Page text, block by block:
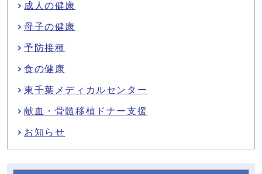
成人の健康
母子の健康
予防接種
食の健康
東千葉メディカルセンター
献血・骨髄移植ドナー支援
お知らせ